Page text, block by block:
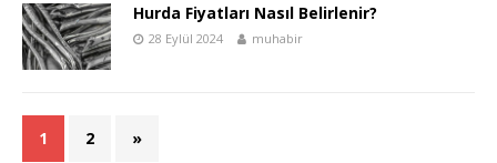
Hurda Fiyatları Nasıl Belirlenir?
28 Eylül 2024 muhabir
1 2 »